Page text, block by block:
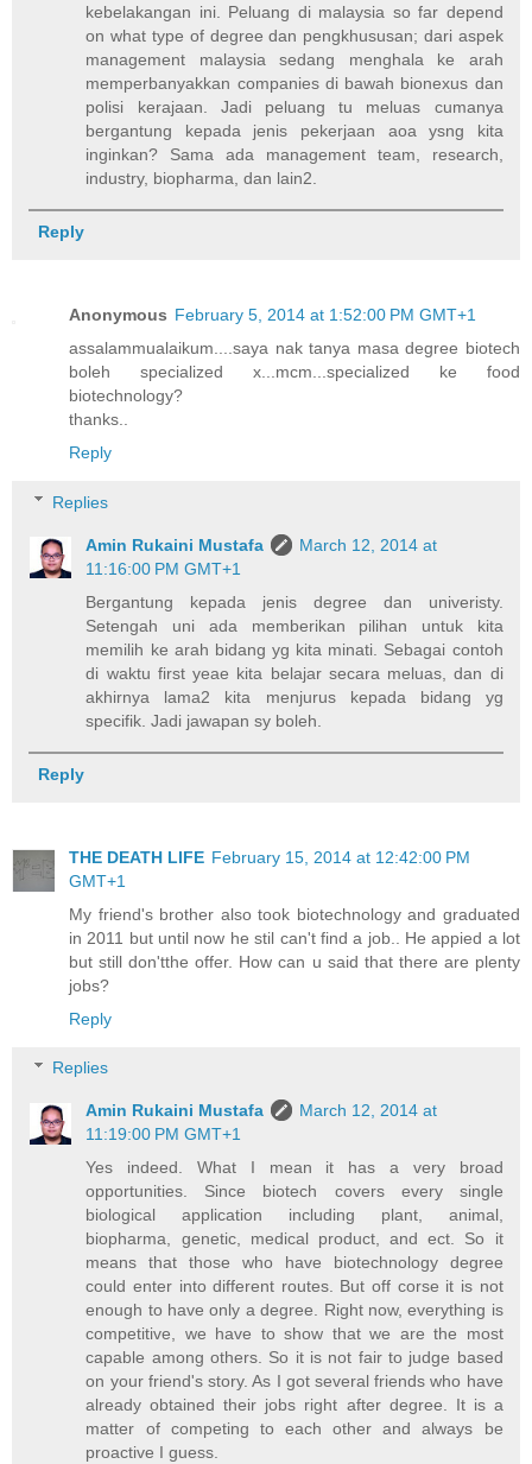
kebelakangan ini. Peluang di malaysia so far depend
on what type of degree dan pengkhususan; dari aspek
management malaysia sedang menghala ke arah
memperbanyakkan companies di bawah bionexus dan
polisi kerajaan. Jadi peluang tu meluas cumanya
bergantung kepada jenis pekerjaan aoa ysng kita
inginkan? Sama ada management team, research,
industry, biopharma, dan lain2.
Reply
Anonymous February 5, 2014 at 1:52:00 PM GMT+1
assalammualaikum....saya nak tanya masa degree biotech
boleh specialized x...mcm...specialized ke food
biotechnology?
thanks..
Reply
Replies
Amin Rukaini Mustafa
March 12, 2014 at
11:16:00 PM GMT+1
Bergantung kepada jenis degree dan univeristy.
Setengah uni ada memberikan pilihan untuk kita
memilih ke arah bidang yg kita minati. Sebagai contoh
di waktu first yeae kita belajar secara meluas, dan di
akhirnya lama2 kita menjurus kepada bidang yg
specifik. Jadi jawapan sy boleh.
Reply
THE DEATH LIFE February 15, 2014 at 12:42:00 PM
GMT+1
My friend's brother also took biotechnology and graduated
in 2011 but until now he stil can't find a job.. He appied a lot
but still don'tthe offer. How can u said that there are plenty
jobs?
Reply
Replies
Amin Rukaini Mustafa
March 12, 2014 at
11:19:00 PM GMT+1
Yes indeed. What I mean it has a very broad
opportunities. Since biotech covers every single
biological application including plant, animal,
biopharma, genetic, medical product, and ect. So it
means that those who have biotechnology degree
could enter into different routes. But off corse it is not
enough to have only a degree. Right now, everything is
competitive, we have to show that we are the most
capable among others. So it is not fair to judge based
on your friend's story. As I got several friends who have
already obtained their jobs right after degree. It is a
matter of competing to each other and always be
proactive I guess.